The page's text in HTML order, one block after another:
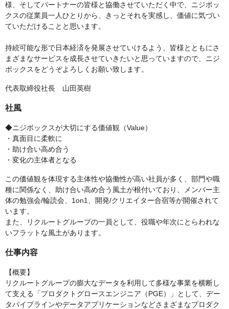
様、そしてパートナーの皆様と協働させていただく中で、ニジボッ
クスの従業員一人ひとりから、きっとそれを実感し、価値に気づい
ていただけることと思います。
持続可能な形で日本経済を発展させていけるよう、皆様とともにさ
まざまなサービスを成長させていきたいと思っていますので、ニジ
ボックスをどうぞよろしくお願い致します。
代表取締役社長 山田英樹
社風
◆ニジボックスが大切にする価値観（Value）
・真面目に柔軟に
・助け合い高め合う
・変化の主体者となる
この価値観を体現する主体性や協働性が高い社員が多く、部門や職
種に関係なく、助け合い高め合う風土が根付いており、メンバー主
体の勉強会/輪読会、1on1、開発/クリエイター合宿等が開催されて
います。
また、リクルートグループの一員として、役職や年次にとらわれな
いフラットな風土があります。
仕事内容
【概要】
リクルートグループの膨大なデータを利用して多様な事業を横断し
て支える「プロダクトグロースエンジニア（PGE）」として、デー
タパイプラインやデータアプリケーションなどさまざまなプロダク